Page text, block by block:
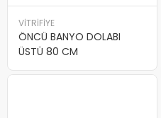
VİTRİFİYE
ÖNCÜ BANYO DOLABI
ÜSTÜ 80 CM